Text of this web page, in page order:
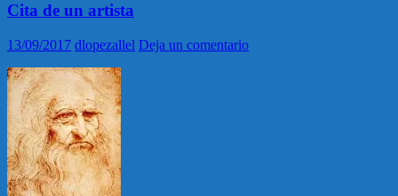
Cita de un artista
13/09/2017 dlopezallel Deja un comentario